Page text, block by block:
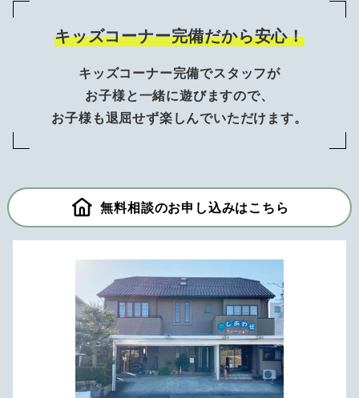
キッズコーナー完備だから安心！
キッズコーナー完備でスタッフが
お子様と一緒に遊びますので、
お子様も退屈せず楽しんでいただけます。
無料相談のお申し込みはこちら